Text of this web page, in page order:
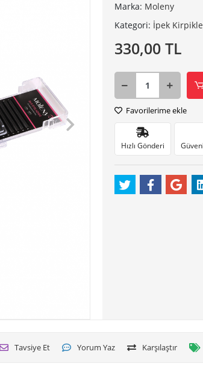
Marka: Moleny
Kategori: İpek
330,00 TL
Favorilerime ekle
Hızlı Gönderi
Tavsiye Et Yorum Yaz Karşılaştır